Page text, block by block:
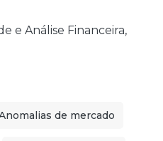
e Análise Financeira,
de mercado